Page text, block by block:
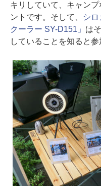
キリしていて、キャン
ントです。そして、
シロ
クーラー SY-D151」 は
していることを知ると参